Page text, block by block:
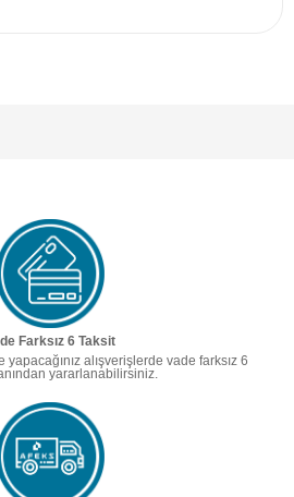
Farksız 6 Taksit
yapacağınız alışverişlerde vade farksız 6
yararlanabilirsiniz.